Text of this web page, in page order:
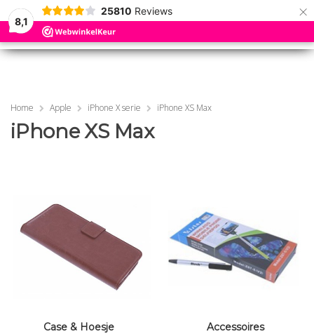
8,1
25810 Reviews ×
MENU
MENU
Home Apple iPhone X serie iPhone XS Max
iPhone XS Max
Case & Hoesje Accessoires